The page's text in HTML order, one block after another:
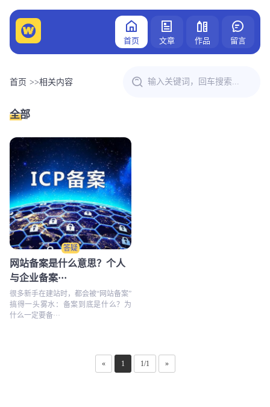
首页 文章 作品 留言
首页 >>相关内容
全部
答疑
网站备案是什么意思？个人
与企业备案···
很多新手在建站时，都会被“网站备案”
搞得一头雾水：备案到底是什么？为
什么一定要备···
« 1 1/1 »